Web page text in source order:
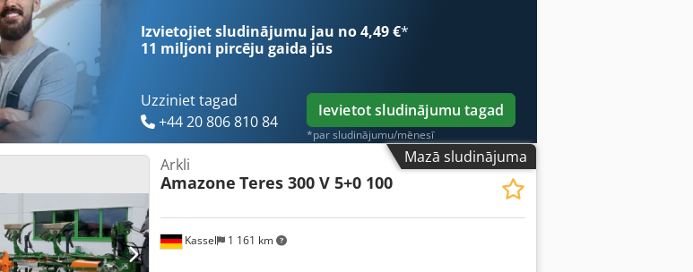
Izvietojiet sludinājumu jau no 4,49 €*
11 miljoni pircēju gaida jūs
Uzziniet tagad
+44 20 806 810 84
Ievietot sludinājumu tagad
*par sludinājumu/mēnesī
Mazā sludinājuma
Kassel 1 161 km
Arkli
Amazone Teres 300 V 5+0 100